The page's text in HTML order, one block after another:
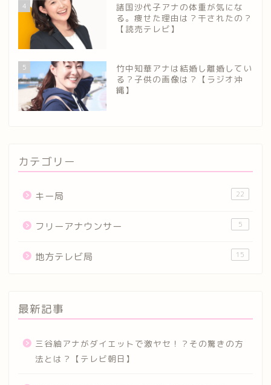
4
諸国沙代子アナの体重が気にな
る。痩せた理由は？干されたの？
【読売テレビ】
5
竹中知華アナは結婚し離婚してい
る？子供の画像は？【ラジオ沖
縄】
カテゴリー
キー局 22
フリーアナウンサー 5
地方テレビ局 15
最新記事
三谷紬アナがダイエットで激ヤセ！？その驚きの方
法とは？【テレビ朝日】